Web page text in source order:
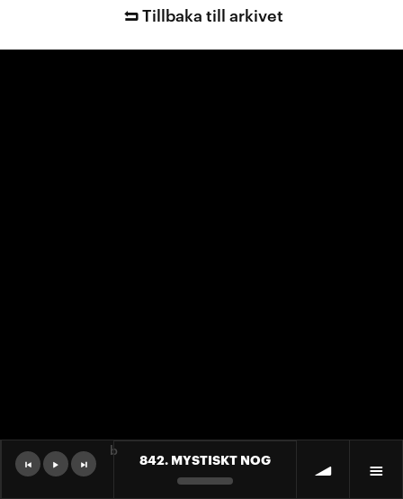
Tillbaka till arkivet
842. MYSTISKT NOG
b